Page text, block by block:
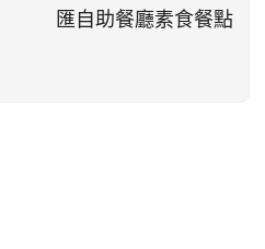
匯自助餐廳素食餐點